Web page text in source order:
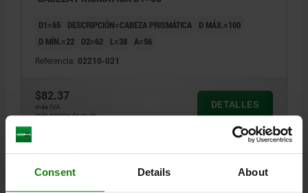
Consent Details About
D1=65 DESCRIPCIÓN=CABEZA PRISMÁTICA
D MÁX.=100
D MÍN.=22
D2=62 L=38 A=56
Referencia: 02210-021
$82.37
más IVA.
más gastos de envío
DETALLES
DETALLES